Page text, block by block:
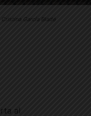
García Bladé
al